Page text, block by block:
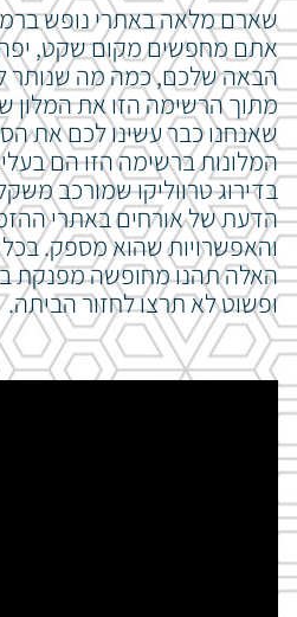
שארם מלאה באתרי נופש
אתם מחפשים מקום שקט, יפה,
הבאה שלכם, כמה מה שנותר
מתוך הרשימה הזו את המלון
שאנחנו כבר עשינו לכם את
המלונות ברשימה הזו הם בעלי
בדירוג טרווליקו שמורכב
הדעת של אורחים באתרי
והאפשרויות שהוא מספק.
האלה תהנו מחופשה מפנקת
ופשוט לא תרצו לחזור הביתה.